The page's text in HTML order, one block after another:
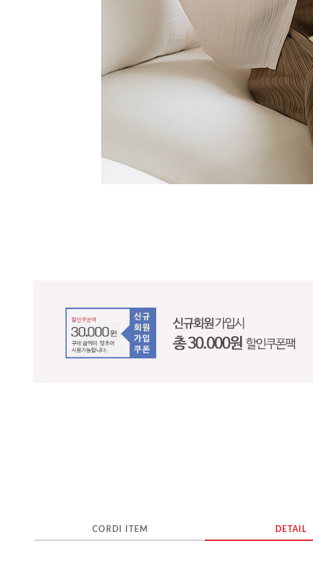
CORDI ITEM DETAIL